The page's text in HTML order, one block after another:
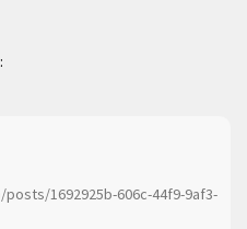
1692925b-606c-44f9-9af3-